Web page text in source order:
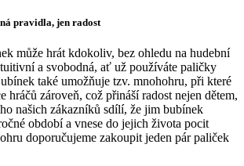
pravidla, jen radost
může hrát kdokoliv, bez ohledu na hudební
a svobodná, ať už používáte paličky
také umožňuje tzv. mnohohru, při které
hráčů zároveň, což přináší radost nejen dětem,
našich zákazníků sdílí, že jim bubínek
období a vnese do jejich života pocit
doporučujeme zakoupit jeden pár paliček